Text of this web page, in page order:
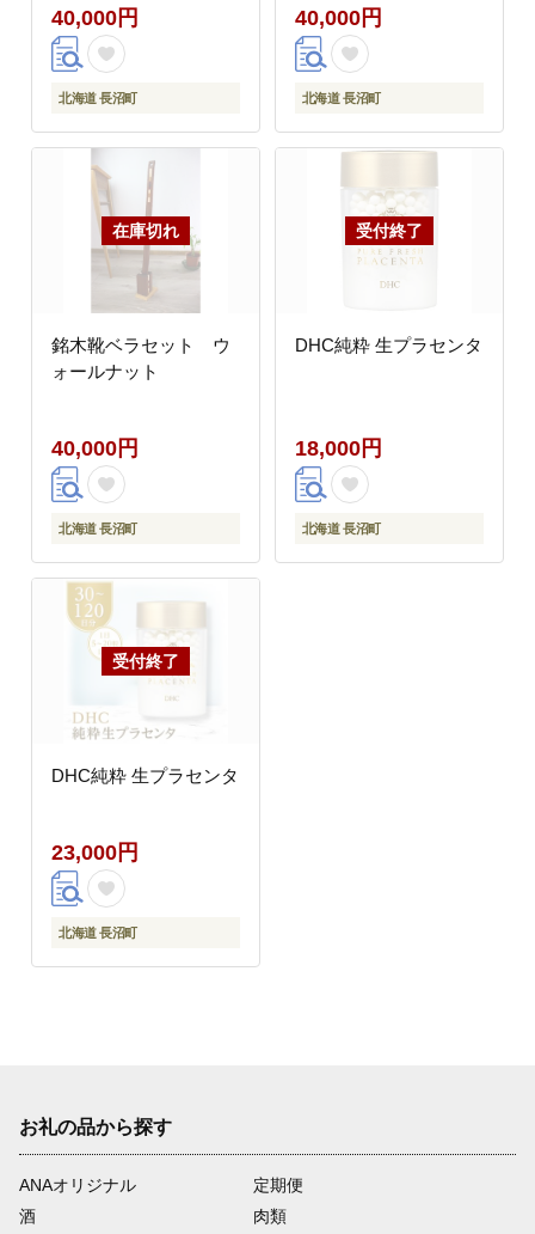
40,000円
北海道 長沼町
40,000円
北海道 長沼町
銘木靴ベラセット ウ
ォールナット
40,000円
北海道 長沼町
DHC純粋 生プラセンタ
18,000円
北海道 長沼町
DHC純粋 生プラセンタ
23,000円
北海道 長沼町
お礼の品から探す
ANAオリジナル
定期便
酒
肉類